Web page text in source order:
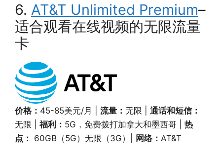
6. AT&T Unlimited Premium–
适合观看在线视频的无限流量
卡
价格： 45-85美元/月 | 流量： 无限 | 通话和短信：
无限 | 福利： 5G，免费拨打加拿大和墨西哥 | 热
点： 60GB（5G）无限（3G）| 网络： AT&T